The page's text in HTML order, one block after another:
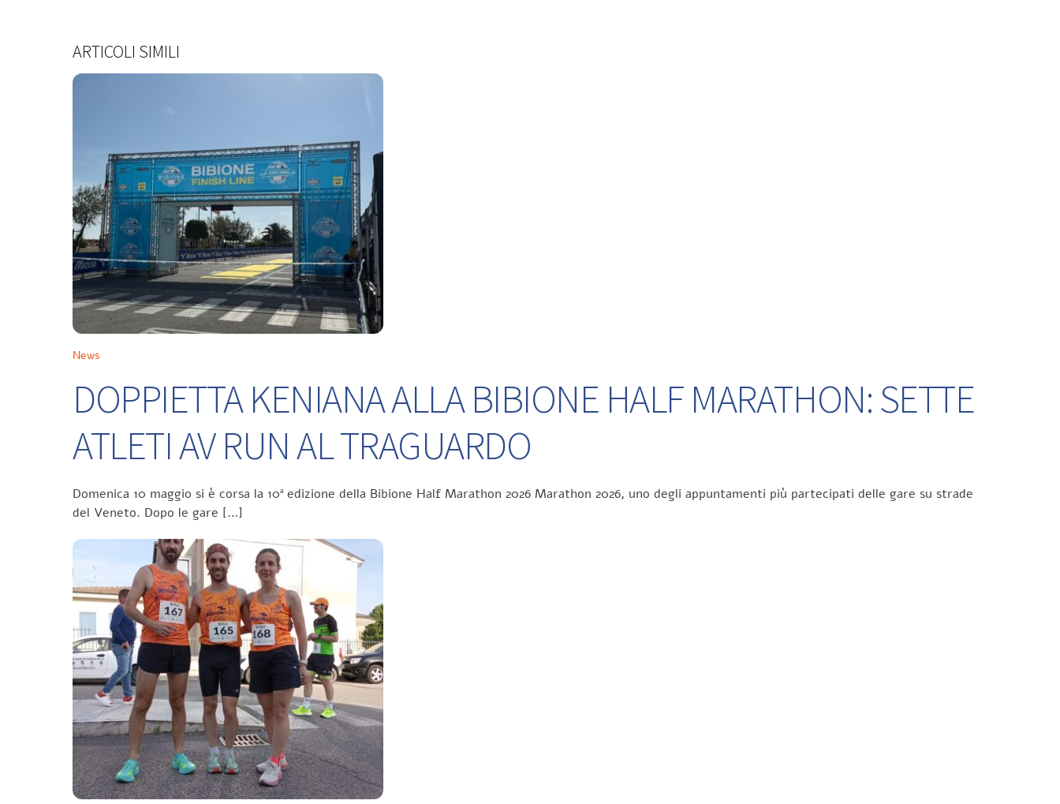
ARTICOLI SIMILI
News
DOPPIETTA KENIANA ALLA BIBIONE HALF MARATHON: SETTE
ATLETI AV RUN AL TRAGUARDO
Domenica 10 maggio si è corsa la 10ª edizione della Bibione Half Marathon 2026 Marathon 2026, uno degli appuntamenti più partecipati delle gare su strade
del Veneto. Dopo le gare […]